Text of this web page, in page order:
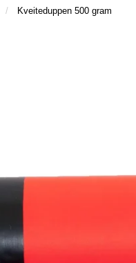
Kveiteduppen 500 gram